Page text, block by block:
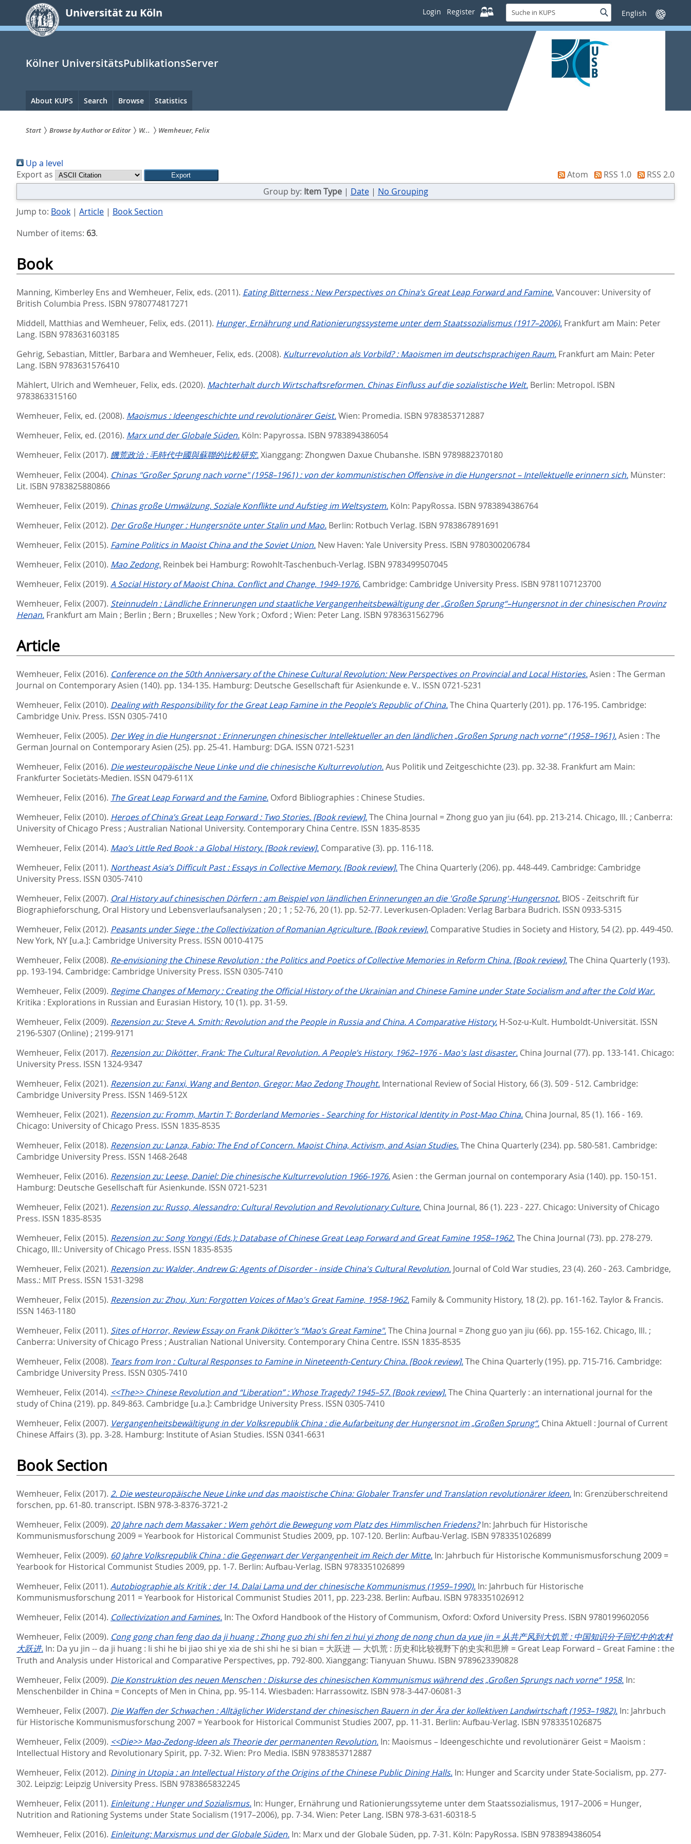
springen
Universität zu Köln Login Register
Suche
in
KUPS
SucheSprache
wechseln
Kölner UniversitätsPublikationsServer
Hauptnavigation
About KUPS Search Browse Statistics
sind
hier:
Start Browse by Author or Editor W... Wemheuer, Felix
Up a level
Export as
Atom RSS 1.0
RSS 2.0
Group by: Item Type| Date| No Grouping
Jump to: Book| Article| Book Section
Number of items: 63.
Book
Manning, Kimberley Ens and Wemheuer, Felix, eds. (2011). Eating Bitterness : New Perspectives on China’s Great Leap Forward and Famine.Vancouver: University of
British Columbia Press. ISBN 9780774817271
Middell, Matthias and Wemheuer, Felix, eds. (2011). Hunger, Ernährung und Rationierungssysteme unter dem Staatssozialismus (1917–2006). Frankfurt am Main: Peter
Lang. ISBN 9783631603185
Gehrig, Sebastian, Mittler, Barbara and Wemheuer, Felix, eds. (2008). Kulturrevolution als Vorbild? : Maoismen im deutschsprachigen Raum. Frankfurt am Main: Peter
Lang. ISBN 9783631576410
Mählert, Ulrich and Wemheuer, Felix, eds. (2020). Machterhalt durch Wirtschaftsreformen. Chinas Einfluss auf die sozialistische Welt. Berlin: Metropol. ISBN
9783863315160
Wemheuer, Felix, ed. (2008). Maoismus : Ideengeschichte und revolutionärer Geist.Wien: Promedia. ISBN 9783853712887
Wemheuer, Felix, ed. (2016). Marx und der Globale Süden. Köln: Papyrossa. ISBN 9783894386054
Wemheuer, Felix(2017). 饑荒政治 : 毛時代中國與蘇聯的比較研究.Xianggang: Zhongwen Daxue Chubanshe. ISBN 9789882370180
Wemheuer, Felix(2004). Chinas "Großer Sprung nach vorne" (1958–1961) : von der kommunistischen Offensive in die Hungersnot – Intellektuelle erinnern sich. Münster:
Lit. ISBN 9783825880866
Wemheuer, Felix(2019). Chinas große Umwälzung. Soziale Konflikte und Aufstieg im Weltsystem. Köln: PapyRossa. ISBN 9783894386764
Wemheuer, Felix(2012). Der Große Hunger : Hungersnöte unter Stalin und Mao. Berlin: Rotbuch Verlag. ISBN 9783867891691
Wemheuer, Felix(2015). Famine Politics in Maoist China and the Soviet Union. New Haven: Yale University Press. ISBN 9780300206784
Wemheuer, Felix(2010). Mao Zedong. Reinbek bei Hamburg: Rowohlt-Taschenbuch-Verlag. ISBN 9783499507045
Wemheuer, Felix(2019). A Social History of Maoist China. Conflict and Change, 1949-1976. Cambridge: Cambridge University Press. ISBN 9781107123700
Wemheuer, Felix(2007). Steinnudeln : Ländliche Erinnerungen und staatliche Vergangenheitsbewältigung der „Großen Sprung“–Hungersnot in der chinesischen Provinz
Henan. Frankfurt am Main ; Berlin ; Bern ; Bruxelles ; New York ; Oxford ; Wien: Peter Lang. ISBN 9783631562796
Article
Wemheuer, Felix(2016). Conference on the 50th Anniversary of the Chinese Cultural Revolution: New Perspectives on Provincial and Local Histories.Asien : The German
Journal on Contemporary Asien (140). pp. 134-135. Hamburg: Deutsche Gesellschaft für Asienkunde e. V.. ISSN 0721-5231
Wemheuer, Felix(2010). Dealing with Responsibility for the Great Leap Famine in the People’s Republic of China.The China Quarterly (201). pp. 176-195. Cambridge:
Cambridge Univ. Press. ISSN 0305-7410
Wemheuer, Felix(2005). Der Weg in die Hungersnot : Erinnerungen chinesischer Intellektueller an den ländlichen „Großen Sprung nach vorne“ (1958–1961).Asien : The
German Journal on Contemporary Asien (25). pp. 25-41. Hamburg: DGA. ISSN 0721-5231
Wemheuer, Felix(2016). Die westeuropäische Neue Linke und die chinesische Kulturrevolution.Aus Politik und Zeitgeschichte (23). pp. 32-38. Frankfurt am Main:
Frankfurter Societäts-Medien. ISSN 0479-611X
Wemheuer, Felix(2016). The Great Leap Forward and the Famine. Oxford Bibliographies : Chinese Studies.
Wemheuer, Felix(2010). Heroes of China’s Great Leap Forward : Two Stories. [Book review].The China Journal = Zhong guo yan jiu (64). pp. 213-214. Chicago, Ill. ; Canberra:
University of Chicago Press ; Australian National University. Contemporary China Centre. ISSN 1835-8535
Wemheuer, Felix(2014). Mao’s Little Red Book : a Global History. [Book review]. Comparative (3). pp. 116-118.
Wemheuer, Felix(2011). Northeast Asia’s Difficult Past : Essays in Collective Memory. [Book review].The China Quarterly (206). pp. 448-449. Cambridge: Cambridge
University Press. ISSN 0305-7410
Wemheuer, Felix(2007). Oral History auf chinesischen Dörfern : am Beispiel von ländlichen Erinnerungen an die 'Große Sprung'-Hungersnot. BIOS - Zeitschrift für
Biographieforschung, Oral History und Lebensverlaufsanalysen ; 20 ; 1 ; 52-76, 20 (1). pp. 52-77. Leverkusen-Opladen: Verlag Barbara Budrich. ISSN 0933-5315
Wemheuer, Felix(2012). Peasants under Siege : the Collectivization of Romanian Agriculture. [Book review]. Comparative Studies in Society and History, 54 (2). pp. 449-450.
New York, NY [u.a.]: Cambridge University Press. ISSN 0010-4175
Wemheuer, Felix(2008). Re-envisioning the Chinese Revolution : the Politics and Poetics of Collective Memories in Reform China. [Book review].The China Quarterly (193).
pp. 193-194. Cambridge: Cambridge University Press. ISSN 0305-7410
Wemheuer, Felix(2009). Regime Changes of Memory : Creating the Official History of the Ukrainian and Chinese Famine under State Socialism and after the Cold War.
Kritika : Explorations in Russian and Eurasian History, 10 (1). pp. 31-59.
Wemheuer, Felix(2009). Rezension zu: Steve A. Smith: Revolution and the People in Russia and China. A Comparative History. H-Soz-u-Kult. Humboldt-Universität. ISSN
2196-5307 (Online) ; 2199-9171
Wemheuer, Felix(2017). Rezension zu: Dikötter, Frank: The Cultural Revolution. A People’s History, 1962–1976 - Mao's last disaster. China Journal (77). pp. 133-141. Chicago:
University Press. ISSN 1324-9347
Wemheuer, Felix(2021). Rezension zu: Fanxi, Wang and Benton, Gregor: Mao Zedong Thought. International Review of Social History, 66 (3). 509 - 512. Cambridge:
Cambridge University Press. ISSN 1469-512X
Wemheuer, Felix(2021). Rezension zu: Fromm, Martin T: Borderland Memories - Searching for Historical Identity in Post-Mao China. China Journal, 85 (1). 166 - 169.
Chicago: University of Chicago Press. ISSN 1835-8535
Wemheuer, Felix(2018). Rezension zu: Lanza, Fabio: The End of Concern. Maoist China, Activism, and Asian Studies.The China Quarterly (234). pp. 580-581. Cambridge:
Cambridge University Press. ISSN 1468-2648
Wemheuer, Felix(2016). Rezension zu: Leese, Daniel: Die chinesische Kulturrevolution 1966-1976.Asien : the German journal on contemporary Asia (140). pp. 150-151.
Hamburg: Deutsche Gesellschaft für Asienkunde. ISSN 0721-5231
Wemheuer, Felix(2021). Rezension zu: Russo, Alessandro: Cultural Revolution and Revolutionary Culture. China Journal, 86 (1). 223 - 227. Chicago: University of Chicago
Press. ISSN 1835-8535
Wemheuer, Felix(2015). Rezension zu: Song Yongyi (Eds.): Database of Chinese Great Leap Forward and Great Famine 1958–1962.The China Journal (73). pp. 278-279.
Chicago, Ill.: University of Chicago Press. ISSN 1835-8535
Wemheuer, Felix(2021). Rezension zu: Walder, Andrew G: Agents of Disorder - inside China's Cultural Revolution. Journal of Cold War studies, 23 (4). 260 - 263. Cambridge,
Mass.: MIT Press. ISSN 1531-3298
Wemheuer, Felix(2015). Rezension zu: Zhou, Xun: Forgotten Voices of Mao's Great Famine, 1958-1962. Family & Community History, 18 (2). pp. 161-162. Taylor & Francis.
ISSN 1463-1180
Wemheuer, Felix(2011). Sites of Horror, Review Essay on Frank Dikötter’s “Mao’s Great Famine".The China Journal = Zhong guo yan jiu (66). pp. 155-162. Chicago, Ill. ;
Canberra: University of Chicago Press ; Australian National University. Contemporary China Centre. ISSN 1835-8535
Wemheuer, Felix(2008). Tears from Iron : Cultural Responses to Famine in Nineteenth-Century China. [Book review].The China Quarterly (195). pp. 715-716. Cambridge:
Cambridge University Press. ISSN 0305-7410
Wemheuer, Felix(2014). <<The>> Chinese Revolution and “Liberation” : Whose Tragedy? 1945–57. [Book review].The China Quarterly : an international journal for the
study of China (219). pp. 849-863. Cambridge [u.a.]: Cambridge University Press. ISSN 0305-7410
Wemheuer, Felix(2007). Vergangenheitsbewältigung in der Volksrepublik China : die Aufarbeitung der Hungersnot im „Großen Sprung“. China Aktuell : Journal of Current
Chinese Affairs (3). pp. 3-28. Hamburg: Institute of Asian Studies. ISSN 0341-6631
Book Section
Wemheuer, Felix(2017). 2. Die westeuropäische Neue Linke und das maoistische China: Globaler Transfer und Translation revolutionärer Ideen. In: Grenzüberschreitend
forschen, pp. 61-80. transcript. ISBN 978-3-8376-3721-2
Wemheuer, Felix(2009). 20 Jahre nach dem Massaker : Wem gehört die Bewegung vom Platz des Himmlischen Friedens? In: Jahrbuch für Historische
Kommunismusforschung 2009 = Yearbook for Historical Communist Studies 2009, pp. 107-120. Berlin: Aufbau-Verlag. ISBN 9783351026899
Wemheuer, Felix(2009). 60 Jahre Volksrepublik China : die Gegenwart der Vergangenheit im Reich der Mitte. In: Jahrbuch für Historische Kommunismusforschung 2009 =
Yearbook for Historical Communist Studies 2009, pp. 1-7. Berlin: Aufbau-Verlag. ISBN 9783351026899
Wemheuer, Felix(2011). Autobiographie als Kritik : der 14. Dalai Lama und der chinesische Kommunismus (1959–1990). In: Jahrbuch für Historische
Kommunismusforschung 2011 = Yearbook for Historical Communist Studies 2011, pp. 223-238. Berlin: Aufbau. ISBN 9783351026912
Wemheuer, Felix(2014). Collectivization and Famines. In: The Oxford Handbook of the History of Communism, Oxford: Oxford University Press. ISBN 9780199602056
Wemheuer, Felix(2009). Cong gong chan feng dao da ji huang : Zhong guo zhi shi fen zi hui yi zhong de nong chun da yue jin = 从共产风到大饥荒 : 中国知识分子回忆中的农村
大跃进. In: Da yu jin -- da ji huang : li shi he bi jiao shi ye xia de shi shi he si bian = 大跃进 — 大饥荒 : 历史和比较视野下的史实和思辨 = Great Leap Forward – Great Famine : the
Truth and Analysis under Historical and Comparative Perspectives, pp. 792-800. Xianggang: Tianyuan Shuwu. ISBN 9789623390828
Wemheuer, Felix(2009). Die Konstruktion des neuen Menschen : Diskurse des chinesischen Kommunismus während des „Großen Sprungs nach vorne“ 1958. In:
Menschenbilder in China = Concepts of Men in China, pp. 95-114. Wiesbaden: Harrassowitz. ISBN 978-3-447-06081-3
Wemheuer, Felix(2007). Die Waffen der Schwachen : Alltäglicher Widerstand der chinesischen Bauern in der Ära der kollektiven Landwirtschaft (1953–1982). In: Jahrbuch
für Historische Kommunismusforschung 2007 = Yearbook for Historical Communist Studies 2007, pp. 11-31. Berlin: Aufbau-Verlag. ISBN 9783351026875
Wemheuer, Felix(2009). <<Die>> Mao-Zedong-Ideen als Theorie der permanenten Revolution. In: Maoismus – Ideengeschichte und revolutionärer Geist = Maoism :
Intellectual History and Revolutionary Spirit, pp. 7-32. Wien: Pro Media. ISBN 9783853712887
Wemheuer, Felix(2012). Dining in Utopia : an Intellectual History of the Origins of the Chinese Public Dining Halls. In: Hunger and Scarcity under State-Socialism, pp. 277-
302. Leipzig: Leipzig University Press. ISBN 9783865832245
Wemheuer, Felix(2011). Einleitung : Hunger und Sozialismus. In: Hunger, Ernährung und Rationierungssyteme unter dem Staatssozialismus, 1917–2006 = Hunger,
Nutrition and Rationing Systems under State Socialism (1917–2006), pp. 7-34. Wien: Peter Lang. ISBN 978-3-631-60318-5
Wemheuer, Felix(2016). Einleitung: Marxismus und der Globale Süden. In: Marx und der Globale Süden, pp. 7-31. Köln: PapyRossa. ISBN 9783894386054